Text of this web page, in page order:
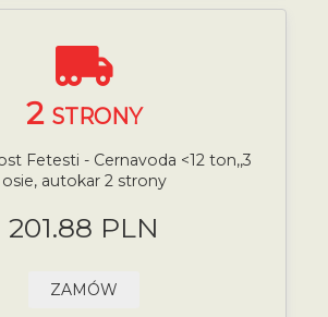
2 STRONY
Fetesti - Cernavoda <12 ton,,3
osie, autokar 2 strony
201.88 PLN
ZAMÓW